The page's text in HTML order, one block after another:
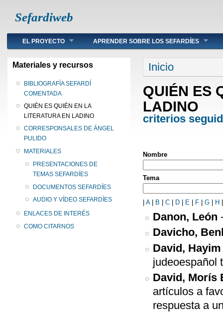
Sefardiweb
Main menu
EL PROYECTO APRENDER SOBRE LOS SEFARDÍES
Materiales y recursos
BIBLIOGRAFÍA SEFARDÍ
COMENTADA
QUIÉN ES QUIÉN EN LA
LITERATURA EN LADINO
CORRESPONSALES DE ÁNGEL
PULIDO
MATERIALES
PRESENTACIONES DE
TEMAS SEFARDÍES
DOCUMENTOS SEFARDÍES
AUDIO Y VÍDEO SEFARDÍES
ENLACES DE INTERÉS
COMO CITARNOS
Se encuentra
Inicio
QUIÉN ES
LADINO
criterios
Nombre
Tema
A B C D E F G H
Danon, León
Davicho,
David, Hayim
judeoespañol
David, Morís
artículos a
respuesta a